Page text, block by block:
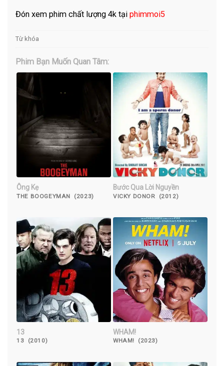
Đón xem phim chất lượng 4k tạiphimmoi5
Từ khóa
Phim Bạn Muốn Quan Tâm:
Ông Kẹ
THE BOOGEYMAN (2023)
Bước Qua Lời Nguyền
VICKY DONOR (2012)
13
13 (2010)
WHAM!
WHAM! (2023)